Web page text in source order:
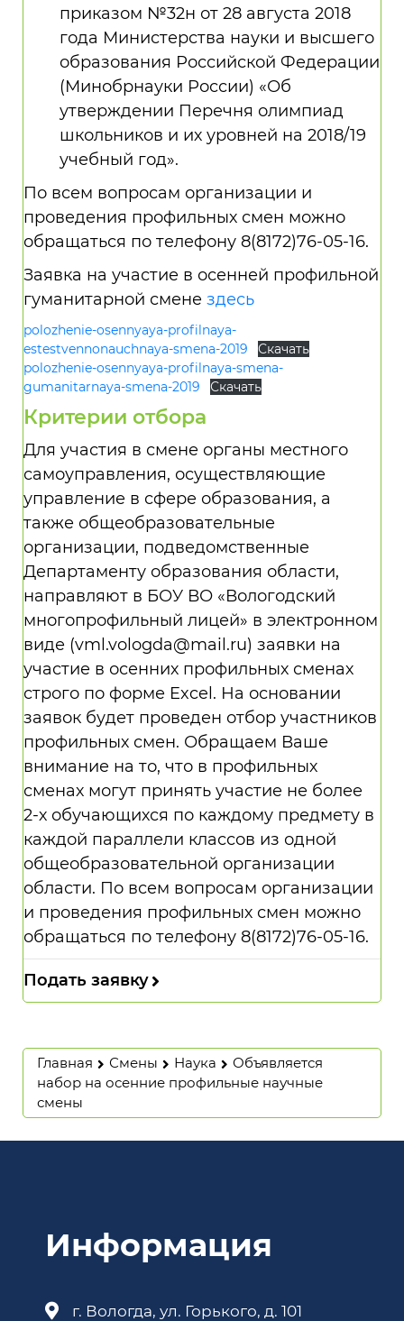
приказом №32н от 28 августа 2018
года Министерства науки и высшего
образования Российской Федерации
(Минобрнауки России) «Об
утверждении Перечня олимпиад
школьников и их уровней на 2018/19
учебный год».
По всем вопросам организации и
проведения профильных смен можно
обращаться по телефону 8(8172)76-05-16.
Заявка на участие в осенней профильной
гуманитарной смене здесь
polozhenie-osennyaya-profilnaya-
estestvennonauchnaya-smena-2019
Скачать
polozhenie-osennyaya-profilnaya-smena-
gumanitarnaya-smena-2019
Скачать
Критерии отбора
Для участия в смене органы местного
самоуправления, осуществляющие
управление в сфере образования, а
также общеобразовательные
организации, подведомственные
Департаменту образования области,
направляют в БОУ ВО «Вологодский
многопрофильный лицей» в электронном
виде (vml.vologda@mail.ru) заявки на
участие в осенних профильных сменах
строго по форме Excel. На основании
заявок будет проведен отбор участников
профильных смен. Обращаем Ваше
внимание на то, что в профильных
сменах могут принять участие не более
2-х обучающихся по каждому предмету в
каждой параллели классов из одной
общеобразовательной организации
области. По всем вопросам организации
и проведения профильных смен можно
обращаться по телефону 8(8172)76-05-16.
Подать заявку
Главная Смены Наука
Объявляется
набор на осенние профильные научные
смены
Информация
г. Вологда, ул. Горького, д. 101